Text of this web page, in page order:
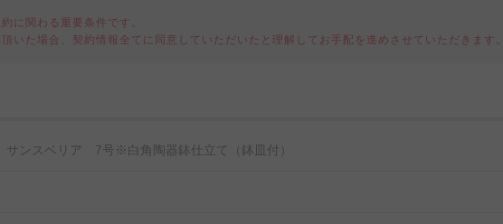
に関わる重要条件です。
いた場合、契約情報全てに同意していただいたと理解してお手配を進めさせていただきます。
ンスベリア 7号※白角陶器鉢仕立て（鉢皿付）